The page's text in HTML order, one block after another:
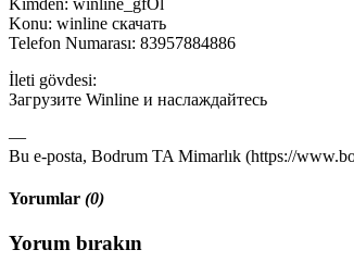
Konu: winline скачать
Telefon Numarası: 83957884886
İleti gövdesi:
Загрузите Winline и наслаждайтесь
—
Bu e-posta, Bodrum TA Mimarlık (https://
Yorumlar (0)
Yorum bırakın